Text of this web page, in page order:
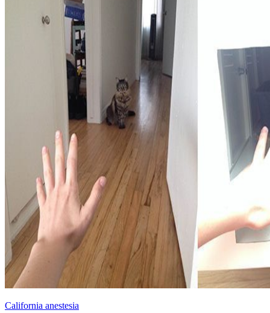
California anestesia